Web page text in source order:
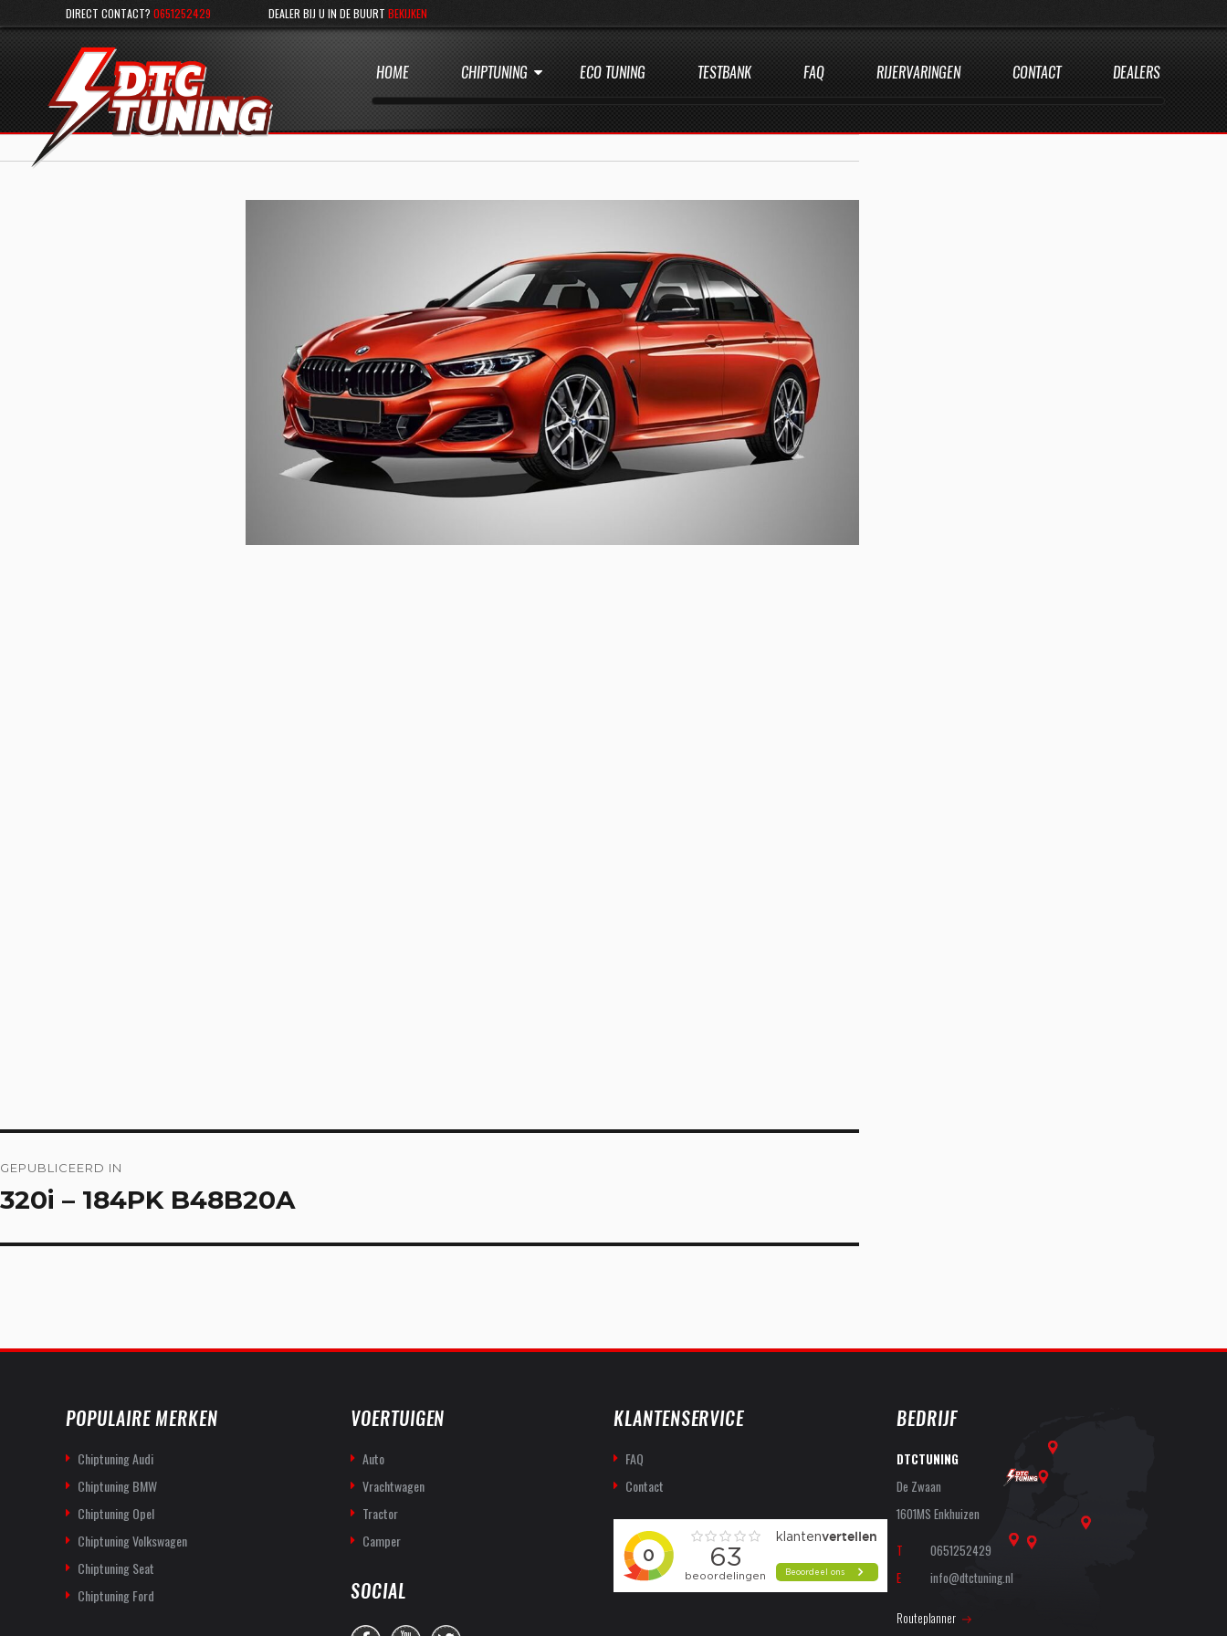
DIRECT CONTACT? 0651252429 DEALER BIJ U IN DE BUURT BEKIJKEN
HOME CHIPTUNING ECO TUNING TESTBANK FAQ RIJERVARINGEN CONTACT DEALERS
navigatie
GEPUBLICEERD IN
320i – 184PK B48B20A
POPULAIRE MERKEN
Chiptuning Audi
Chiptuning BMW
Chiptuning Opel
Chiptuning Volkswagen
Chiptuning Seat
Chiptuning Ford
VOERTUIGEN
Auto
Vrachtwagen
Tractor
Camper
SOCIAL
KLANTENSERVICE
FAQ
Contact
BEDRIJF
DTCTUNING
De Zwaan
1601MS Enkhuizen
T
0651252429
E
info@dtctuning.nl
Routeplanner